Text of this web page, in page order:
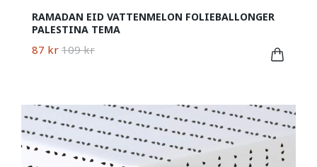
RAMADAN EID VATTENMELON FOLIEBALLONGER
PALESTINA TEMA
87 kr 109 kr